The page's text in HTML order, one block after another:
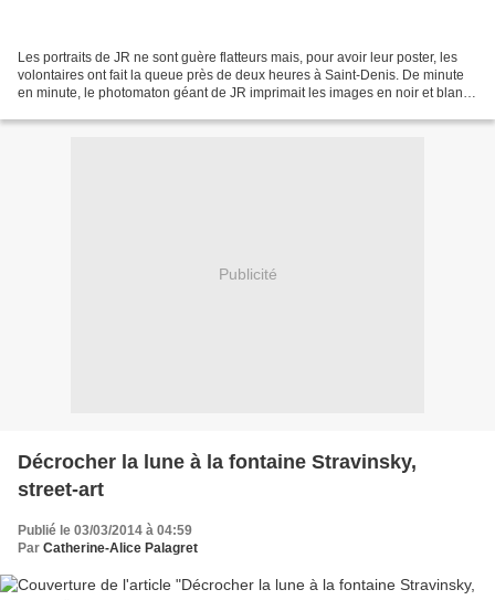
Les portraits de JR ne sont guère flatteurs mais, pour avoir leur poster, les
volontaires ont fait la queue près de deux heures à Saint-Denis. De minute
en minute, le photomaton géant de JR imprimait les images en noir et blanc,
Publicité
Décrocher la lune à la fontaine Stravinsky,
street-art
Publié le 03/03/2014 à 04:59
Par Catherine-Alice Palagret